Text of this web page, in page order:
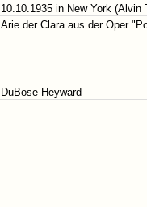
10.10.1935 in New York (Alvin
Arie der Clara aus der Oper
DuBose Heyward